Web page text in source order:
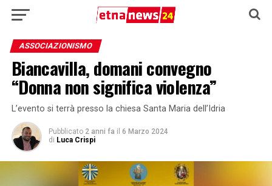
ASSOCIAZIONISMO
Biancavilla, domani convegno
“Donna non significa violenza”
L’evento si terrà presso la chiesa Santa Maria dell’Idria
Pubblicato 2 anni fa il 6 Marzo 2024
di Luca Crispi